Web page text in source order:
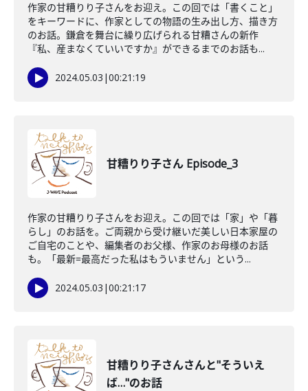
作家の甘糟りり子さんをお迎え。この回では「書くこと」
をキーワードに、作家としての物語の生み出し方、描き方
のお話。鎌倉を舞台に繰り広げられる甘糟さんの新作
『私、産まなくていいですか』ができるまでのお話も...
2024.05.03 |00:21:19
甘糟りり子さん Episode_3
作家の甘糟りり子さんをお迎え。この回では「家」や「暮
らし」のお話を。ご両親から受け継いだ美しい日本家屋の
ご自宅のことや、編集者のお父様、作家のお母様のお話
も。「最新=最高だった私はもういません」という...
2024.05.03 |00:21:17
甘糟りり子さんさんと"そういえ
ば…"のお話